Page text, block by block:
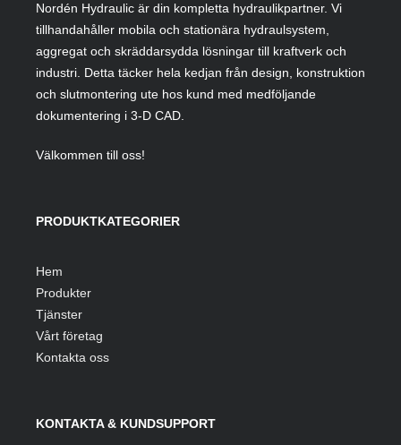
Nordén Hydraulic är din kompletta hydraulikpartner. Vi
tillhandahåller mobila och stationära hydraulsystem,
aggregat och skräddarsydda lösningar till kraftverk och
industri. Detta täcker hela kedjan från design, konstruktion
och slutmontering ute hos kund med medföljande
dokumentering i 3-D CAD.
Välkommen till oss!
PRODUKTKATEGORIER
Hem
Produkter
Tjänster
Vårt företag
Kontakta oss
KONTAKTA & KUNDSUPPORT